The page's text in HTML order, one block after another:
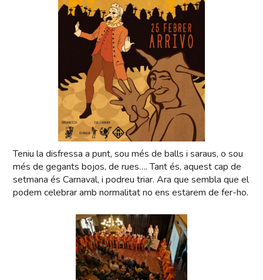
Teniu la disfressa a punt, sou més de balls i saraus, o sou
més de gegants bojos, de rues…. Tant és, aquest cap de
setmana és Carnaval, i podreu triar. Ara que sembla que el
podem celebrar amb normalitat no ens estarem de fer-ho.